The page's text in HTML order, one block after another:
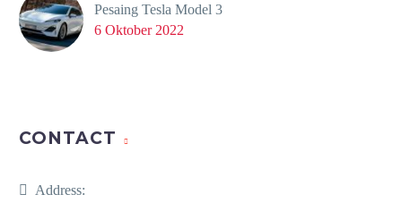
Pesaing Tesla Model 3
6 Oktober 2022
CONTACT
Address: